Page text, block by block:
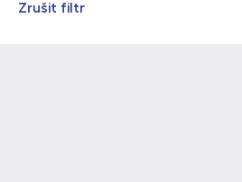
Zrušit filtr